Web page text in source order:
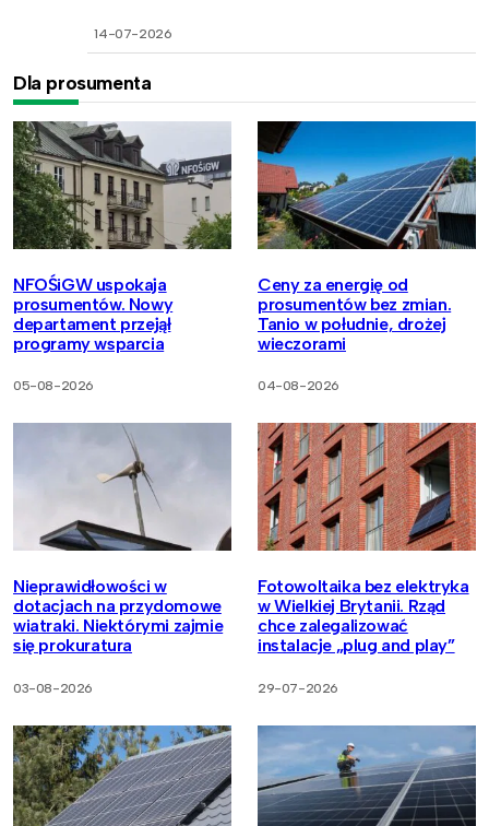
14-07-2026
Dla prosumenta
NFOŚiGW uspokaja
prosumentów. Nowy
departament przejął
programy wsparcia
05-08-2026
Ceny za energię od
prosumentów bez zmian.
Tanio w południe, drożej
wieczorami
04-08-2026
Nieprawidłowości w
dotacjach na przydomowe
wiatraki. Niektórymi zajmie
się prokuratura
03-08-2026
Fotowoltaika bez elektryka
w Wielkiej Brytanii. Rząd
chce zalegalizować
instalacje „plug and play”
29-07-2026